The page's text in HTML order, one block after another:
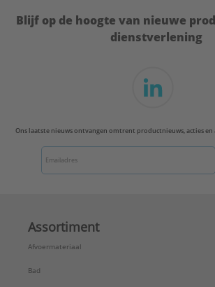
Blijf op de hoogte van nieuwe
dienstverlening
Ons laatste nieuws ontvangen omtrent productnieuws, acties en
Assortiment
Afvoermateriaal
Bad